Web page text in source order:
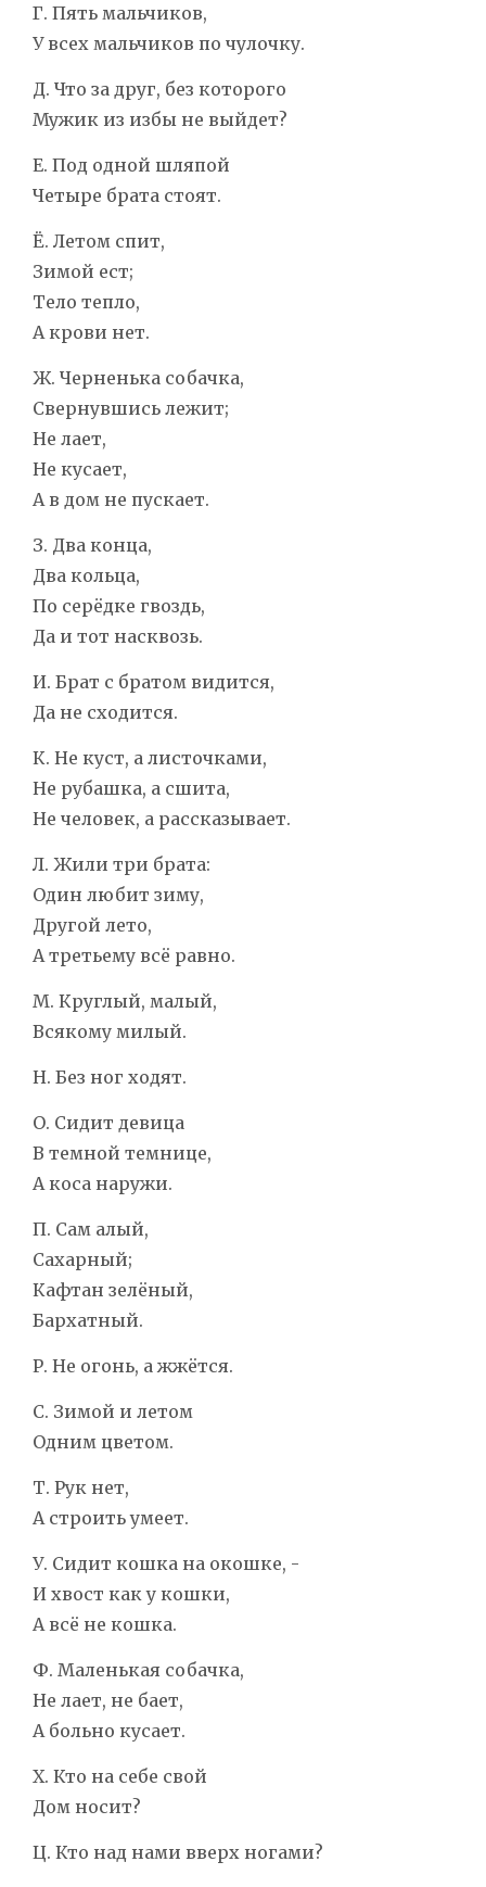
Г. Пять мальчиков,
У всех мальчиков по чулочку.
Д. Что за друг, без которого
Мужик из избы не выйдет?
Е. Под одной шляпой
Четыре брата стоят.
Ё. Летом спит,
Зимой ест;
Тело тепло,
А крови нет.
Ж. Черненька собачка,
Свернувшись лежит;
Не лает,
Не кусает,
А в дом не пускает.
З. Два конца,
Два кольца,
По серёдке гвоздь,
Да и тот насквозь.
И. Брат с братом видится,
Да не сходится.
К. Не куст, а листочками,
Не рубашка, а сшита,
Не человек, а рассказывает.
Л. Жили три брата:
Один любит зиму,
Другой лето,
А третьему всё равно.
М. Круглый, малый,
Всякому милый.
Н. Без ног ходят.
О. Сидит девица
В темной темнице,
А коса наружи.
П. Сам алый,
Сахарный;
Кафтан зелёный,
Бархатный.
Р. Не огонь, а жжётся.
С. Зимой и летом
Одним цветом.
Т. Рук нет,
А строить умеет.
У. Сидит кошка на окошке, -
И хвост как у кошки,
А всё не кошка.
Ф. Маленькая собачка,
Не лает, не бает,
А больно кусает.
Х. Кто на себе свой
Дом носит?
Ц. Кто над нами вверх ногами?